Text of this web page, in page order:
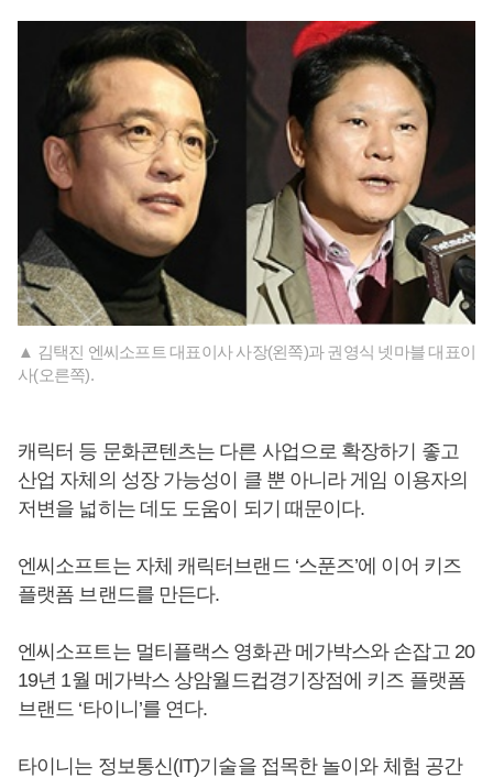
▲ 김택진 엔씨소프트 대표이사 사장(왼쪽)과 권영식 넷마블 대표이
사(오른쪽).
캐릭터 등 문화콘텐츠는 다른 사업으로 확장하기 좋고
산업 자체의 성장 가능성이 클 뿐 아니라 게임 이용자의
저변을 넓히는 데도 도움이 되기 때문이다.
엔씨소프트는 자체 캐릭터브랜드 ‘스푼즈’에 이어 키즈
플랫폼 브랜드를 만든다.
엔씨소프트는 멀티플랙스 영화관 메가박스와 손잡고 20
19년 1월 메가박스 상암월드컵경기장점에 키즈 플랫폼
브랜드 ‘타이니’를 연다.
타이니는 정보통신(IT)기술을 접목한 놀이와 체험 공간